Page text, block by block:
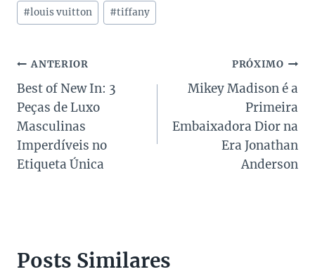
Post:
#louis vuitton #tiffany
Navegação
de
Post
ANTERIOR
Best of New In: 3
Peças de Luxo
Masculinas
Imperdíveis no
Etiqueta Única
PRÓXIMO
Mikey Madison é a
Primeira
Embaixadora Dior na
Era Jonathan
Anderson
Posts Similares